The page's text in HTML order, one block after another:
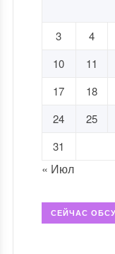
3
4
10
11
17
18
24
25
31
« Июл
СЕЙЧАС